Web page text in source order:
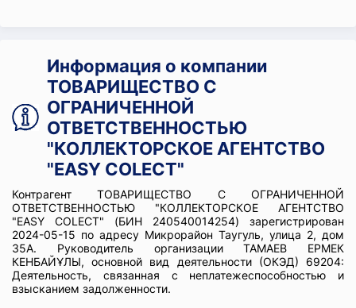
Информация о компании
ТОВАРИЩЕСТВО С
ОГРАНИЧЕННОЙ
ОТВЕТСТВЕННОСТЬЮ
"КОЛЛЕКТОРСКОЕ АГЕНТСТВО
"EASY COLECT"
Контрагент ТОВАРИЩЕСТВО С ОГРАНИЧЕННОЙ
ОТВЕТСТВЕННОСТЬЮ "КОЛЛЕКТОРСКОЕ АГЕНТСТВО
"EASY COLECT" (БИН 240540014254) зарегистрирован
2024-05-15 по адресу Микрорайон Таугуль, улица 2, дом
35А. Руководитель организации ТАМАЕВ ЕРМЕК
КЕНБАЙҰЛЫ, основной вид деятельности (ОКЭД) 69204:
Деятельность, связанная с неплатежеспособностью и
взысканием задолженности.